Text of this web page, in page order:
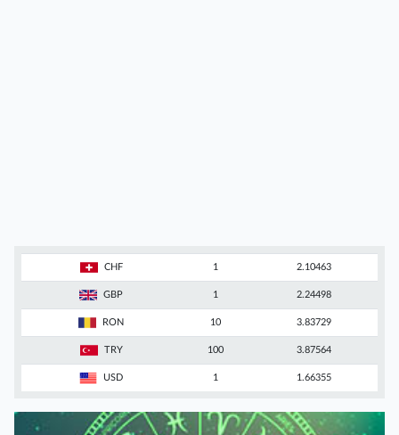
CHF 1 2.10463
GBP 1 2.24498
RON 10 3.83729
TRY 100 3.87564
USD 1 1.66355